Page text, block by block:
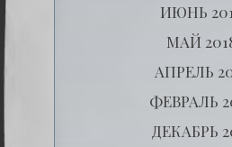
ИЮНЬ
МАЙ
АПРЕЛЬ
ФЕВРАЛЬ
ДЕКАБРЬ